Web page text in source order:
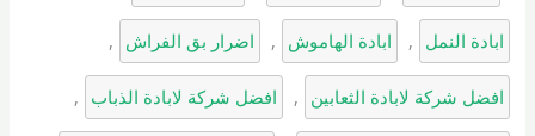
ابادة النمل , ابادة الهاموش , اضرار بق الفراش ,
افضل شركة لابادة الثعابين , افضل شركة لابادة الذباب ,